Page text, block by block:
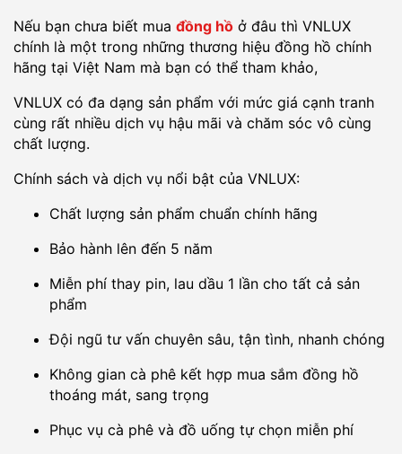
Nếu bạn chưa biết mua đồng hồ ở đâu thì VNLUX
chính là một trong những thương hiệu đồng hồ chính
hãng tại Việt Nam mà bạn có thể tham khảo,
VNLUX có đa dạng sản phẩm với mức giá cạnh tranh
cùng rất nhiều dịch vụ hậu mãi và chăm sóc vô cùng
chất lượng.
Chính sách và dịch vụ nổi bật của VNLUX:
Chất lượng sản phẩm chuẩn chính hãng
Bảo hành lên đến 5 năm
Miễn phí thay pin, lau dầu 1 lần cho tất cả sản
phẩm
Đội ngũ tư vấn chuyên sâu, tận tình, nhanh chóng
Không gian cà phê kết hợp mua sắm đồng hồ
thoáng mát, sang trọng
Phục vụ cà phê và đồ uống tự chọn miễn phí